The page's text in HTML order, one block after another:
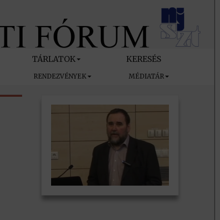
TÁRLATOK KERESÉS
RENDEZVÉNYEK MÉDIATÁR